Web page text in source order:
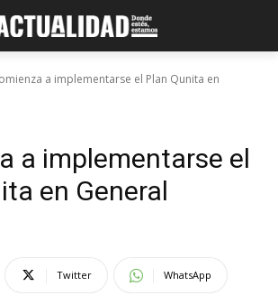
a implementarse el Plan Qunita en
a implementarse el
en General
Twitter WhatsApp